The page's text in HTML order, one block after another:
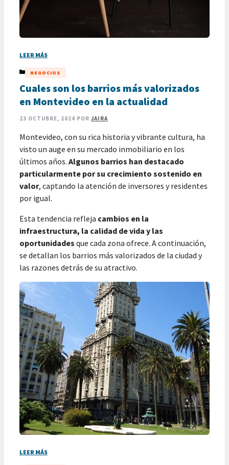
LEER MÁS
CATEGORÍAS
NEGOCIOS
Cuales son los barrios más valorizados
en Montevideo en la actualidad
23 OCTUBRE, 2024 POR JAIRA
Montevideo, con su rica historia y vibrante cultura, ha
visto un auge en su mercado inmobiliario en los
últimos años. Algunos barrios han destacado
particularmente por su crecimiento sostenido en
valor, captando la atención de inversores y residentes
por igual.
Esta tendencia refleja cambios en la
infraestructura, la calidad de vida y las
oportunidades que cada zona ofrece. A continuación,
se detallan los barrios más valorizados de la ciudad y
las razones detrás de su atractivo.
LEER MÁS